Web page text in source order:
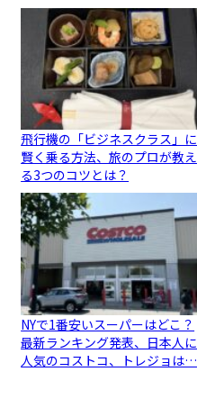
飛行機の「ビジネスクラス」に
賢く乗る方法、旅のプロが教え
る3つのコツとは？
NYで1番安いスーパーはどこ？
最新ランキング発表、日本人に
人気のコストコ、トレジョは…